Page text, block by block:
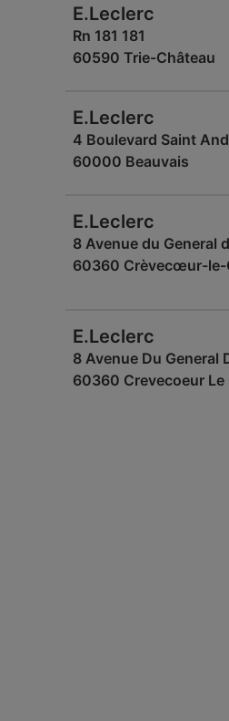
E.Leclerc
Rn 181 181
60590 Trie-Château
E.Leclerc
4 Boulevard Saint
60000 Beauvais
E.Leclerc
8 Avenue du General
60360 Crèvecœur-le-
E.Leclerc
8 Avenue Du General
60360 Crevecoeur Le